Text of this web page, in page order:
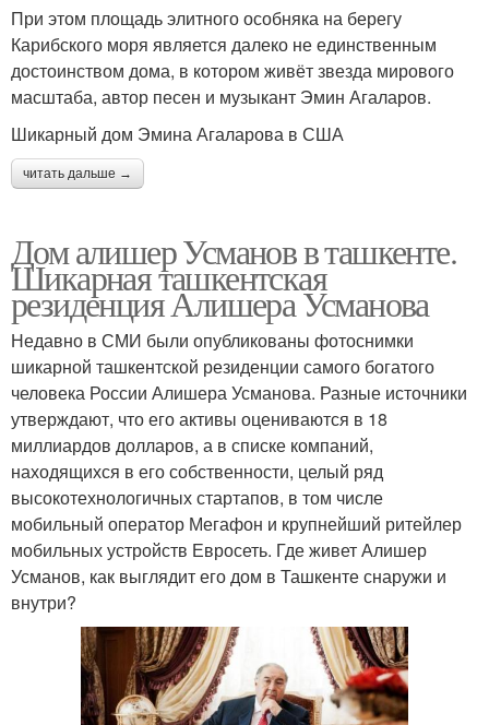
При этом площадь элитного особняка на берегу
Карибского моря является далеко не единственным
достоинством дома, в котором живёт звезда мирового
масштаба, автор песен и музыкант Эмин Агаларов.
Шикарный дом Эмина Агаларова в США
читать дальше →
Дом алишер Усманов в ташкенте.
Шикарная ташкентская
резиденция Алишера Усманова
Недавно в СМИ были опубликованы фотоснимки
шикарной ташкентской резиденции самого богатого
человека России Алишера Усманова. Разные источники
утверждают, что его активы оцениваются в 18
миллиардов долларов, а в списке компаний,
находящихся в его собственности, целый ряд
высокотехнологичных стартапов, в том числе
мобильный оператор Мегафон и крупнейший ритейлер
мобильных устройств Евросеть. Где живет Алишер
Усманов, как выглядит его дом в Ташкенте снаружи и
внутри?